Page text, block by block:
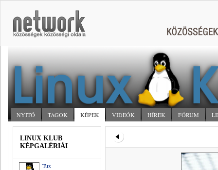
NYITÓ TAGOK KÉPEK VIDEÓK HÍREK FÓRUM
LINUX KLUB
KÉPGALÉRIÁI
Tux